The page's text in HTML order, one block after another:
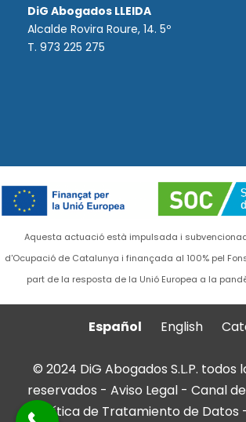
DiG Abogados LLEIDA
Alcalde Rovira Roure, 14. 5º
T. 973 225 275
Aquesta actuació està impulsada i
d'Ocupació de Catalunya i finançada al 100% pel
part de la resposta de la Unió Europea a la
Español English
© 2024 DiG Abogados S.L.P. todos
reservados - Aviso Legal - Canal
Política de Tratamiento de Datos